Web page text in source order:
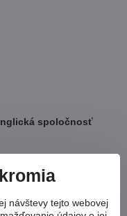
spoločnosť
návštevy tejto webovej